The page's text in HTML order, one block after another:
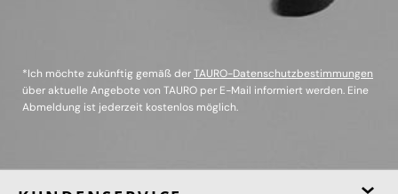
*Ich möchte zukünftig gemäß derTAURO-Datenschutzbestimmungen
über aktuelle Angebote von TAURO per E-Mail informiert werden. Eine
Abmeldung ist jederzeit kostenlos möglich.